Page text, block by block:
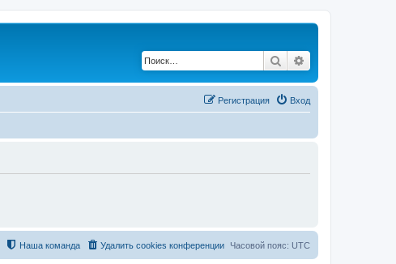
Поиск
Вход
Регистрация
Часовой пояс: UTC
Удалить cookies конференции
Наша команда